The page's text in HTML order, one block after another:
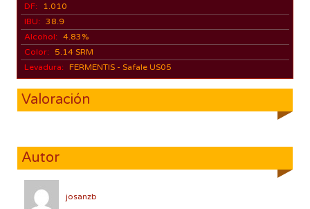
DF:
1.010
IBU: 38.9
Alcohol: 4.83%
Color:
5.14 SRM
Levadura: FERMENTIS - Safale US05
Valoración
Autor
josanzb